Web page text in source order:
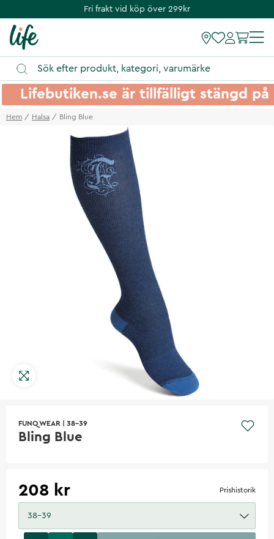
Fri frakt vid köp över 299kr
Lifebutiken.se är tillfälligt stängd
Hem Halsa Bling Blue
FUNQ WEAR 38-39
Bling Blue
208 kr Prishistorik
38-39